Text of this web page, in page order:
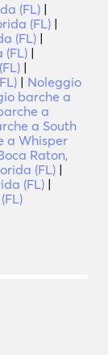
(FL) |
(FL) |
(FL) |
(FL) |
|
| Noleggio
barche a
a
a South
a Whisper
Raton,
(FL) |
(FL) |